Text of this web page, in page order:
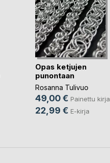
Opas ketjujen
punontaan
Rosanna Tulivuo
49,00 € Painettu kirja
22,99 € E-kirja